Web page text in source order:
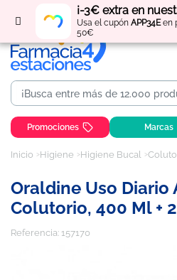
¡-3€ extra en
Usa el cupón APP34Een
50€
Regístratey obtén
Promociones Marcas
Inicio Higiene Higiene Bucal
Oraldine Uso Diario
Colutorio, 400 Ml +
Referencia: 157170